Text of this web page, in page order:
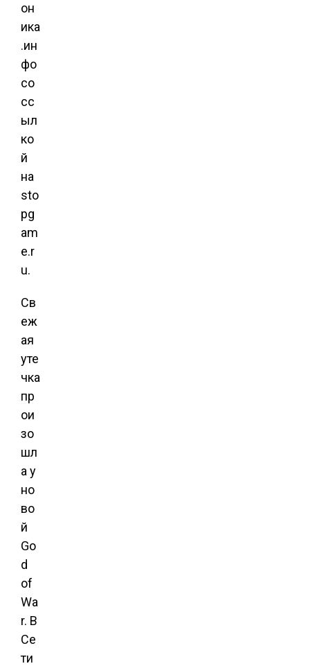
он
ика
.ин
фо
со
сс
ыл
ко
й
на
sto
pg
am
e.r
u.
Св
еж
ая
уте
чка
пр
ои
зо
шл
а у
но
во
й
Go
d
of
Wa
r. В
Се
ти